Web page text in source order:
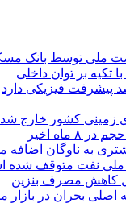
بر توان داخلی
اخیر
به ناوگان اضافه
ملی نفت متوقف شده
کاهش مصرف بنزین
اصلی بحران در